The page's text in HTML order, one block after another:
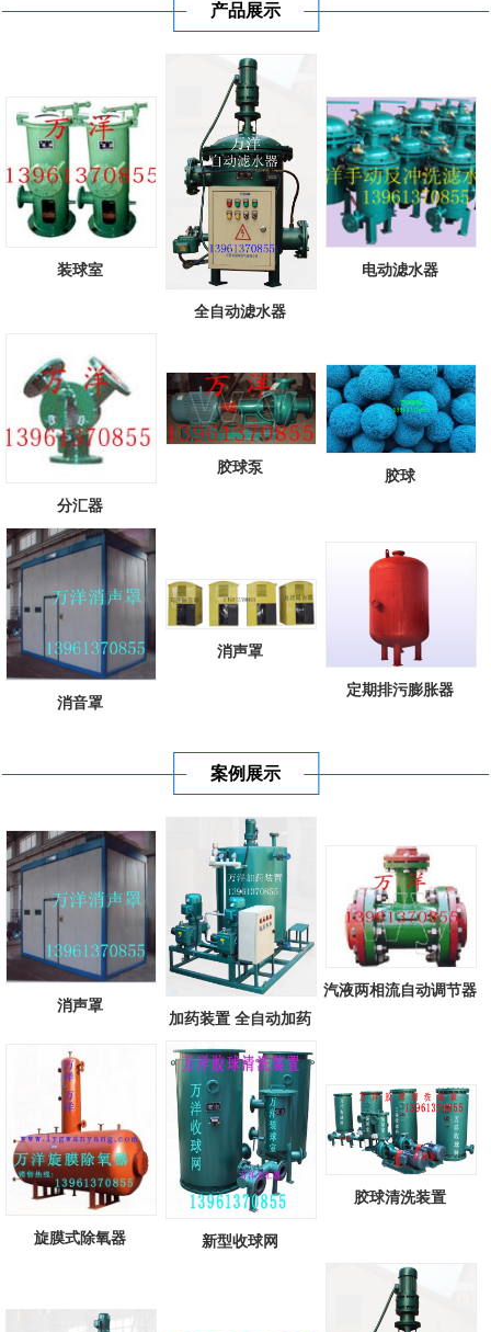
厚爱。
连云港市万洋电力机械设备有限公司，位于新亚欧大陆桥东桥
[查看详情]
产品展示
装球室
全自动滤水器
电动滤水器
分汇器
胶球泵 胶球
消音罩
消声罩
定期排污膨胀器
案例展示
消声罩
加药装置 全自动加药
装置
汽液两相流自动调节器
旋膜式除氧器 新型收球网
胶球清洗装置